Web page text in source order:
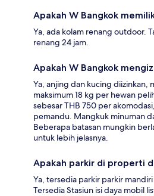
Apakah W Bangkok
Ya, ada kolam renang outdoor.
renang 24 jam.
Apakah W Bangkok
Ya, anjing dan kucing diizinkan,
maksimum 18 kg per hewan
sebesar THB 750 per
pemandu. Mangkuk minuman
Beberapa batasan mungkin
untuk lebih jelasnya.
Apakah parkir di properti
Ya, tersedia parkir parkir
Tersedia Stasiun isi daya mobil